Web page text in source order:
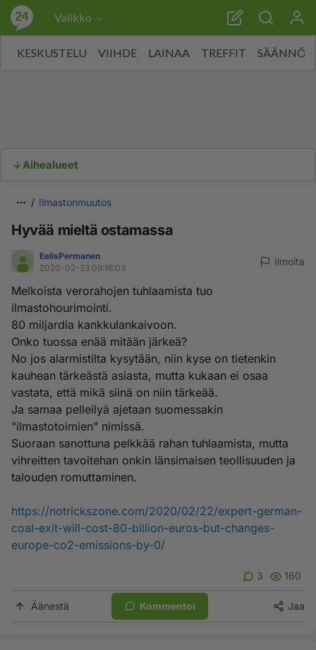
Valikko
KESKUSTELU VIIHDE LAINAA TREFFIT SÄÄNNÖT
Aihealueet
Ilmastonmuutos
Hyvää mieltä ostamassa
EelisPermanen
2020-02-23 09:16:03
Ilmoita
Melkoista verorahojen tuhlaamista tuo
ilmastohourimointi.
80 miljardia kankkulankaivoon.
Onko tuossa enää mitään järkeä?
No jos alarmistilta kysytään, niin kyse on tietenkin
kauhean tärkeästä asiasta, mutta kukaan ei osaa
vastata, että mikä siinä on niin tärkeää.
Ja samaa pelleilyä ajetaan suomessakin
"ilmastotoimien" nimissä.
Suoraan sanottuna pelkkää rahan tuhlaamista, mutta
vihreitten tavoitehan onkin länsimaisen teollisuuden ja
talouden romuttaminen.
https://notrickszone.com/2020/02/22/expert-german-
coal-exit-will-cost-80-billion-euros-but-changes-
europe-co2-emissions-by-0/
3 160
Äänestä Kommentoi Jaa